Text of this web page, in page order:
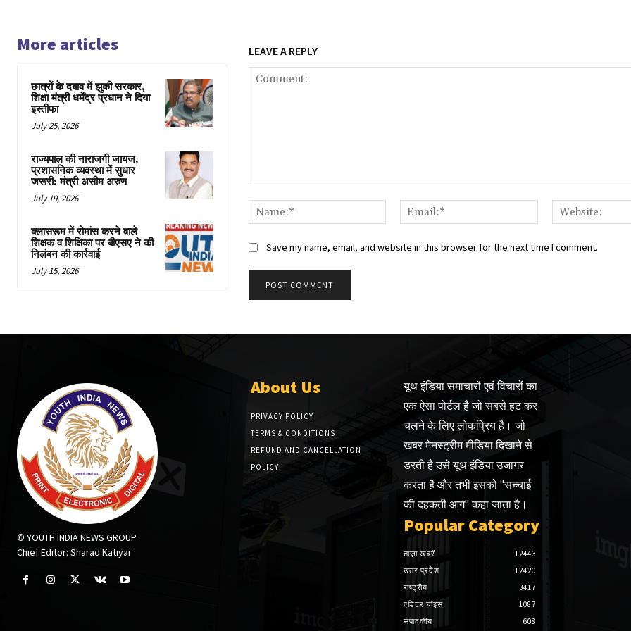
More articles
छात्रों के दबाव में झुकी सरकार,
शिक्षा मंत्री धर्मेंद्र प्रधान ने दिया
इस्तीफा
July 25, 2026
राज्यपाल की नाराजगी जायज,
प्रशासनिक व्यवस्था में सुधार
जरूरी: मंत्री असीम अरुण
July 19, 2026
क्लासरूम में रोमांस करने वाले
शिक्षक व शिक्षिका पर बीएसए ने की
निलंबन की कार्रवाई
July 15, 2026
LEAVE A REPLY
Name:*
Email:*
Save my name, email, and website in this browser for the next time I comment.
© YOUTH INDIA NEWS GROUP
Chief Editor: Sharad Katiyar
About Us
PRIVACY POLICY
TERMS & CONDITIONS
REFUND AND CANCELLATION
POLICY
यूथ इंडिया समाचारों एवं विचारों का
एक ऐसा पोर्टल है जो सबसे हट कर
चलने के लिए लोकप्रिय है। जो
खबर मेनस्ट्रीम मीडिया दिखाने से
डरती है उसे यूथ इंडिया उजागर
करता है और तभी इसको "सच्चाई
की दहकती आग" कहा जाता है।
Popular Category
ताज़ा खबरें
12443
उत्तर प्रदेश
12420
राष्ट्रीय
3417
एडिटर चॉइस
1087
संपादकीय
608